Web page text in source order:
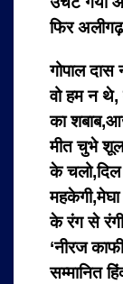
फिर
गोपाल दास
वो हम न थे,
का
मीत चुभे
के चलो,दिल
के रंग से
‘नीरज
सम्मानित